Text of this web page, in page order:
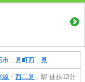
市二見町西二見
線 「 西二見 」駅 徒歩12分